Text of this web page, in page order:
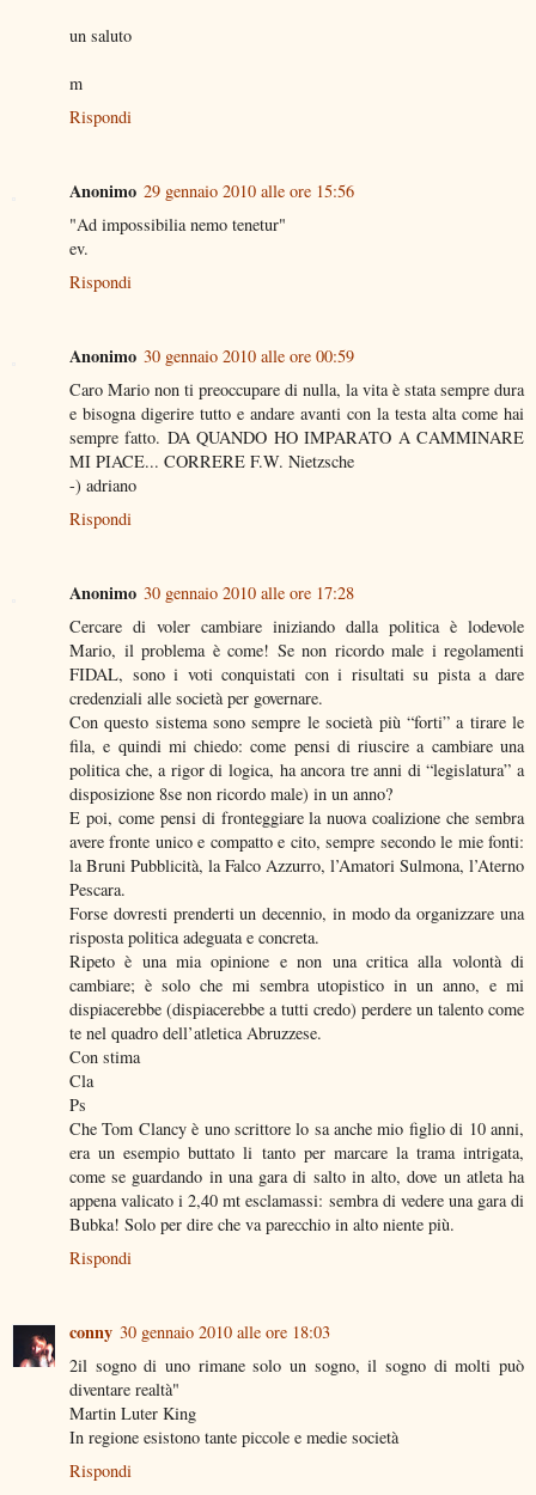
un saluto
m
Rispondi
Anonimo 29 gennaio 2010 alle ore 15:56
"Ad impossibilia nemo tenetur"
ev.
Rispondi
Anonimo 30 gennaio 2010 alle ore 00:59
Caro Mario non ti preoccupare di nulla, la vita è stata sempre dura
e bisogna digerire tutto e andare avanti con la testa alta come hai
sempre fatto. DA QUANDO HO IMPARATO A CAMMINARE
MI PIACE... CORRERE F.W. Nietzsche
-) adriano
Rispondi
Anonimo 30 gennaio 2010 alle ore 17:28
Cercare di voler cambiare iniziando dalla politica è lodevole
Mario, il problema è come! Se non ricordo male i regolamenti
FIDAL, sono i voti conquistati con i risultati su pista a dare
credenziali alle società per governare.
Con questo sistema sono sempre le società più “forti” a tirare le
fila, e quindi mi chiedo: come pensi di riuscire a cambiare una
politica che, a rigor di logica, ha ancora tre anni di “legislatura” a
disposizione 8se non ricordo male) in un anno?
E poi, come pensi di fronteggiare la nuova coalizione che sembra
avere fronte unico e compatto e cito, sempre secondo le mie fonti:
la Bruni Pubblicità, la Falco Azzurro, l’Amatori Sulmona, l’Aterno
Pescara.
Forse dovresti prenderti un decennio, in modo da organizzare una
risposta politica adeguata e concreta.
Ripeto è una mia opinione e non una critica alla volontà di
cambiare; è solo che mi sembra utopistico in un anno, e mi
dispiacerebbe (dispiacerebbe a tutti credo) perdere un talento come
te nel quadro dell’atletica Abruzzese.
Con stima
Cla
Ps
Che Tom Clancy è uno scrittore lo sa anche mio figlio di 10 anni,
era un esempio buttato li tanto per marcare la trama intrigata,
come se guardando in una gara di salto in alto, dove un atleta ha
appena valicato i 2,40 mt esclamassi: sembra di vedere una gara di
Bubka! Solo per dire che va parecchio in alto niente più.
Rispondi
conny 30 gennaio 2010 alle ore 18:03
2il sogno di uno rimane solo un sogno, il sogno di molti può
diventare realtà"
Martin Luter King
In regione esistono tante piccole e medie società
Rispondi